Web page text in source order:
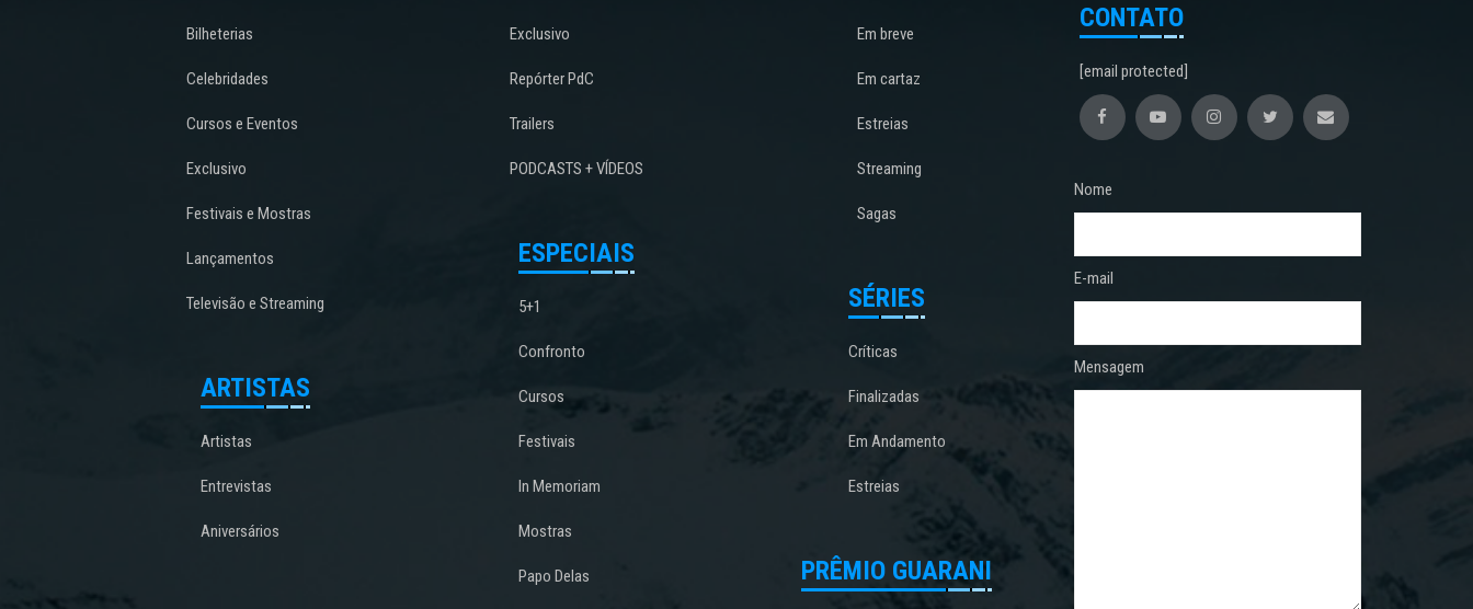
Bilheterias
Celebridades
Cursos e Eventos
Exclusivo
Festivais e Mostras
Lançamentos
Televisão e Streaming
ARTISTAS
Artistas
Entrevistas
Aniversários
Exclusivo
Repórter PdC
Trailers
PODCASTS + VÍDEOS
ESPECIAIS
5+1
Confronto
Cursos
Festivais
In Memoriam
Mostras
Papo Delas
Em breve
Em cartaz
Estreias
Streaming
Sagas
SÉRIES
Críticas
Finalizadas
Em Andamento
Estreias
PRÊMIO GUARANI
CONTATO
[email protected]
Nome
E-mail
Mensagem